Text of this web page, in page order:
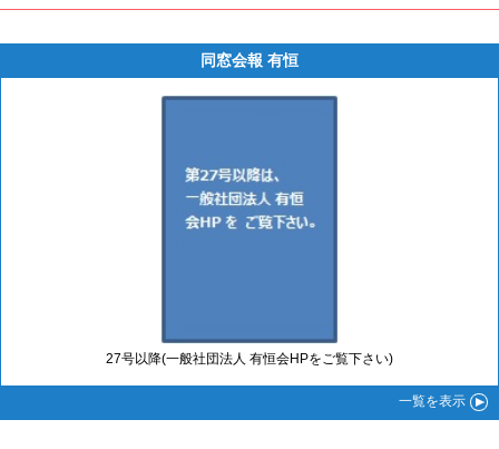
同窓会報 有恒
27号以降(一般社団法人 有恒会HPをご覧下さい)
一覧を表示